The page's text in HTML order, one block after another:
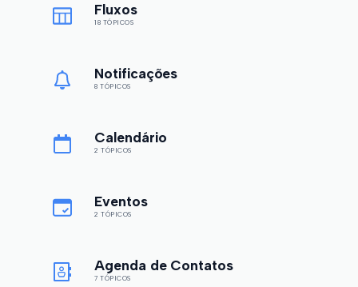
Fluxos
18 TÓPICOS
Notificações
8 TÓPICOS
Calendário
2 TÓPICOS
Eventos
2 TÓPICOS
Agenda de Contatos
7 TÓPICOS